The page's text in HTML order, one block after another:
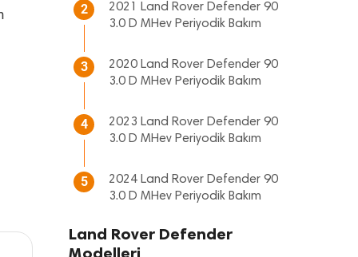
2
2021 Land Rover Defender 90
3.0 D MHev Periyodik Bakım
3
2020 Land Rover Defender 90
3.0 D MHev Periyodik Bakım
4
2023 Land Rover Defender 90
3.0 D MHev Periyodik Bakım
5
2024 Land Rover Defender 90
3.0 D MHev Periyodik Bakım
Land Rover Defender
Modelleri